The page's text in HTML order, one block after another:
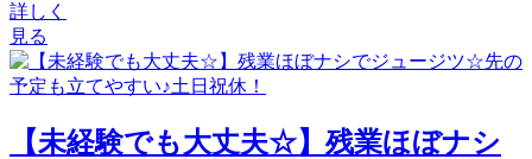
詳しく
見る
【未経験でも大丈夫☆】残業ほぼナシ